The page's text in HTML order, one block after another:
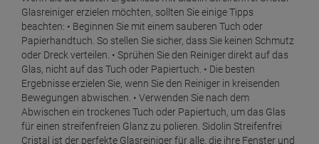
Glasreiniger erzielen möchten, sollten Sie einige Tipps
beachten: • Beginnen Sie mit einem sauberen Tuch oder
Papierhandtuch. So stellen Sie sicher, dass Sie keinen Schmutz
oder Dreck verteilen. • Sprühen Sie den Reiniger direkt auf das
Glas, nicht auf das Tuch oder Papiertuch. • Die besten
Ergebnisse erzielen Sie, wenn Sie den Reiniger in kreisenden
Bewegungen abwischen. • Verwenden Sie nach dem
Abwischen ein trockenes Tuch oder Papiertuch, um das Glas
für einen streifenfreien Glanz zu polieren. Sidolin Streifenfrei
Cristal ist der perfekte Glasreiniger für alle, die ihre Fenster und